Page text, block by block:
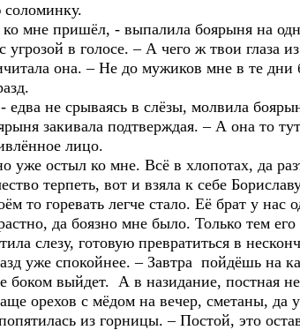
мне пришёл, - выпалила боярыня на
угрозой в голосе. – А чего ж твои глаза
она. – Не до мужиков мне в те дни
не срываясь в слёзы, молвила
закивала подтверждая. – А она то
лицо.
остыл ко мне. Всё в хлопотах, да
терпеть, вот и взяла к себе
то горевать легче стало. Её брат у
да боязно мне было. Только тем
слезу, готовую превратиться в
уже спокойнее. – Завтра пойдёшь на
боком выйдет. А в назидание, постная
орехов с мёдом на вечер, сметаны,
из горницы. – Постой, это